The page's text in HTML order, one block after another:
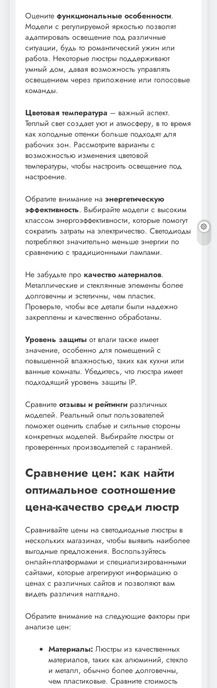
Оцените функциональные особенности.
Модели с регулируемой яркостью позволят
адаптировать освещение под различные
ситуации, будь то романтический ужин или
работа. Некоторые люстры поддерживают
умный дом, давая возможность управлять
освещением через приложение или голосовые
команды.
Цветовая температура – важный аспект.
Теплый свет создает уют и атмосферу, в то время
как холодные оттенки больше подходят для
рабочих зон. Рассмотрите варианты с
возможностью изменения цветовой
температуры, чтобы настроить освещение под
настроение.
Обратите внимание на энергетическую
эффективность. Выбирайте модели с высоким
классом энергоэффективности, которые помогут
сократить затраты на электричество. Светодиоды
потребляют значительно меньше энергии по
сравнению с традиционными лампами.
Не забудьте про качество материалов.
Металлические и стеклянные элементы более
долговечны и эстетичны, чем пластик.
Проверьте, чтобы все детали были надежно
закреплены и качественно обработаны.
Уровень защиты от влаги также имеет
значение, особенно для помещений с
повышенной влажностью, таких как кухни или
ванные комнаты. Убедитесь, что люстра имеет
подходящий уровень защиты IP.
Сравните отзывы и рейтинги различных
моделей. Реальный опыт пользователей
поможет оценить слабые и сильные стороны
конкретных моделей. Выбирайте люстры от
проверенных производителей с гарантией.
Сравнение цен: как найти
оптимальное соотношение
цена-качество среди люстр
Сравнивайте цены на светодиодные люстры в
нескольких магазинах, чтобы выявить наиболее
выгодные предложения. Воспользуйтесь
онлайн-платформами и специализированными
сайтами, которые агрегируют информацию о
ценах с различных сайтов и позволяют вам
видеть различия наглядно.
Обратите внимание на следующие факторы при
анализе цен:
Материалы: Люстры из качественных
материалов, таких как алюминий, стекло
и металл, обычно более долговечны,
чем пластиковые. Сравните стоимость